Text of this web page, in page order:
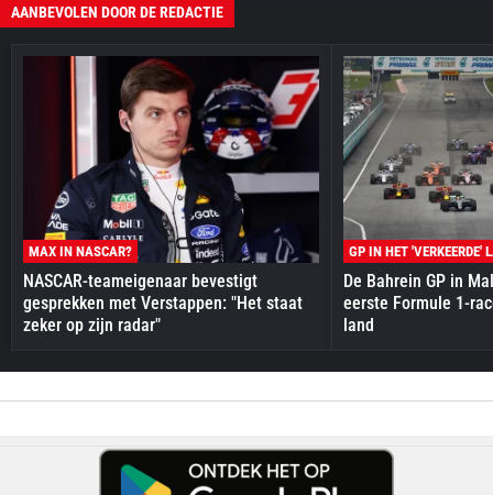
AANBEVOLEN DOOR DE REDACTIE
MAX IN NASCAR?
NASCAR-teameigenaar bevestigt
gesprekken met Verstappen: "Het staat
zeker op zijn radar"
GP IN HET 'VERKEERDE'
De Bahrein GP in
eerste Formule 1-
land